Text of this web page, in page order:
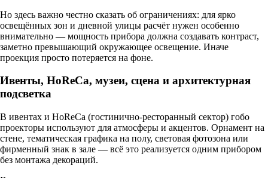
Но здесь важно честно сказать об ограничениях: для ярко
освещённых зон и дневной улицы расчёт нужен особенно
внимательно — мощность прибора должна создавать контраст,
заметно превышающий окружающее освещение. Иначе
проекция просто потеряется на фоне.
Ивенты, HoReCa, музеи, сцена и архитектурная
подсветка
В ивентах и HoReCa (гостинично-ресторанный сектор) гобо
проекторы используют для атмосферы и акцентов. Орнамент на
стене, тематическая графика на полу, световая фотозона или
фирменный знак в зале — всё это реализуется одним прибором
без монтажа декораций.